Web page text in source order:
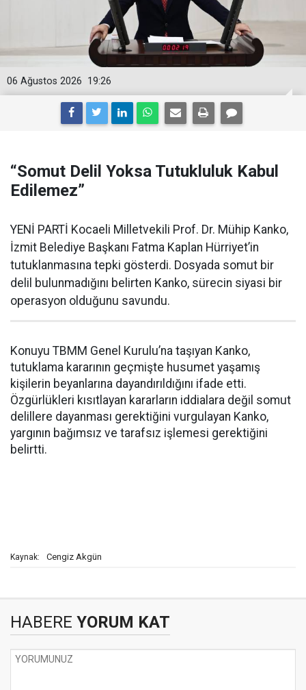
19:26
06 Ağustos 2026
“Somut Delil Yoksa Tutukluluk Kabul
Edilemez”
YENİ PARTİ Kocaeli Milletvekili Prof. Dr. Mühip Kanko,
İzmit Belediye Başkanı Fatma Kaplan Hürriyet’in
tutuklanmasına tepki gösterdi. Dosyada somut bir
delil bulunmadığını belirten Kanko, sürecin siyasi bir
operasyon olduğunu savundu.
Konuyu TBMM Genel Kurulu’na taşıyan Kanko,
tutuklama kararının geçmişte husumet yaşamış
kişilerin beyanlarına dayandırıldığını ifade etti.
Özgürlükleri kısıtlayan kararların iddialara değil somut
delillere dayanması gerektiğini vurgulayan Kanko,
yargının bağımsız ve tarafsız işlemesi gerektiğini
belirtti.
Kaynak: Cengiz Akgün
HABERE YORUM KAT